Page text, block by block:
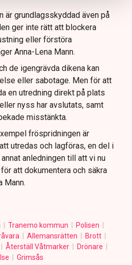
är grundlagsskyddad även på
ger inte rätt att blockera
eller förstöra
Anna-Lena Mann.
de igengrävda dikena kan
eller sabotage. Men för att
en utredning direkt på plats
nyss har avslutats, samt
misstänkta.
fröspridningen är
utredas och lagföras, en del i
anledningen till att vi nu
att dokumentera och säkra
Mann.
Tranemo kommun
Polisen
Allemansrätten
Brott
Återställ Våtmarker
Drönare
Grimsås